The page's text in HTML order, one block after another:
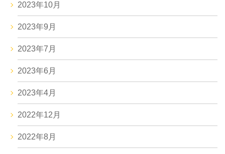
2023年10月
2023年9月
2023年7月
2023年6月
2023年4月
2022年12月
2022年8月